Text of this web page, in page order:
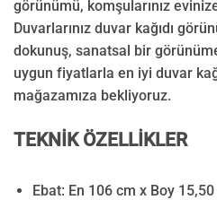
görünümü, komşularınız
Duvarlarınız duvar kağıdı
dokunuş, sanatsal bir
uygun fiyatlarla en iyi duvar
mağazamıza bekliyoruz.
TEKNİK ÖZELLİKLER
Ebat: En 106 cm x Boy 15,50